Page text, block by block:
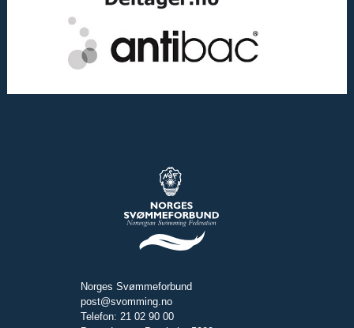
Norges Svømmeforbund
post@svomming.no
Telefon: 21 02 90 00